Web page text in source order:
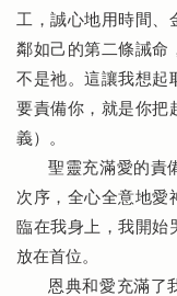
工，誠心地用時間、
鄰如己的第二條誡命
不是祂。這讓我想起
要責備你，就是你把
義）。
聖靈充滿愛的責
次序，全心全意地愛
臨在我身上，我開始
放在首位。
恩典和愛充滿了